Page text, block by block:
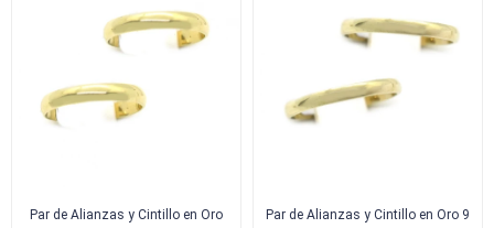
Par de Alianzas y Cintillo en Oro
Par de Alianzas y Cintillo en Oro 9